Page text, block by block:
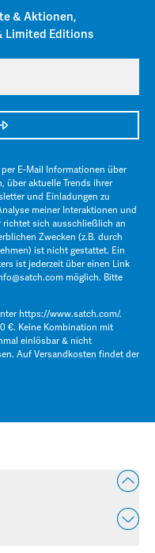
& Aktionen,
Limited Editions
per E-Mail Informationen über
über aktuelle Trends ihrer
und Einladungen zu
meiner Interaktionen und
richtet sich ausschließlich an
Zwecken (z.B. durch
ist nicht gestattet. Ein
ist jederzeit über einen Link
möglich. Bitte
https://www.satch.com/.
€. Keine Kombination mit
einlösbar & nicht
Auf Versandkosten findet der